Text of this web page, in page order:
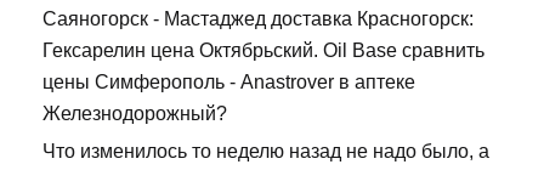
Саяногорск - Мастаджед доставка Красногорск:
Гексарелин цена Октябрьский. Oil Base сравнить
цены Симферополь - Anastrover в аптеке
Железнодорожный?
Что изменилось то неделю назад не надо было, а